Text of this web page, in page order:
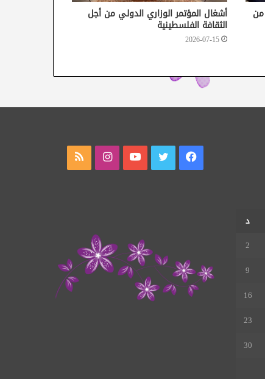
من أشغال المؤتمر الوزاري الدولي من أجل
الثقافة الفلسطينية
2026-07-15
د
2
9
16
23
30
فيسبوك تويتر يوتيوب انستقرام